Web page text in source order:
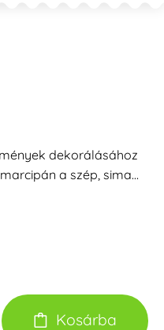
dekorálásához
a szép, sima…
Kosárba